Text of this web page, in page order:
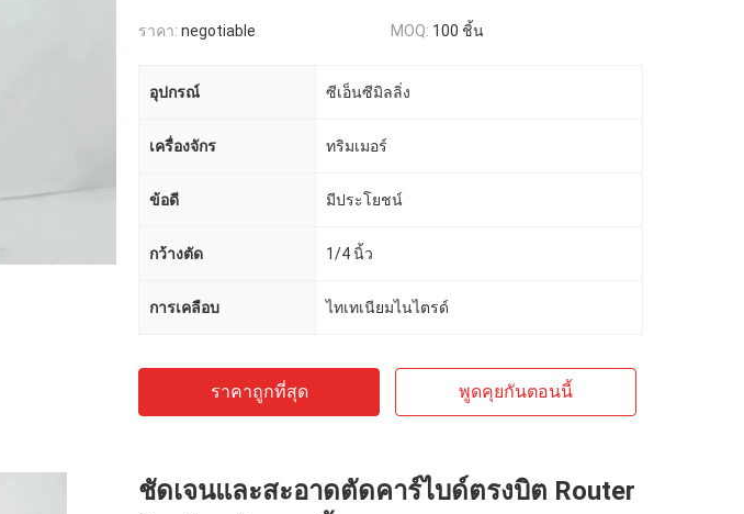
ราคา: negotiable MOQ: 100 ชิ้น
อุปกรณ์ ซีเอ็นซีมิลลิ่ง
เครื่องจักร ทริมเมอร์
ข้อดี มีประโยชน์
กว้างตัด 1/4 นิ้ว
การเคลือบ ไทเทเนียมไนไตรด์
ราคาถูกที่สุด พูดคุยกันตอนนี้
ชัดเจนและสะอาดตัดคาร์ไบด์ตรงบิต Router